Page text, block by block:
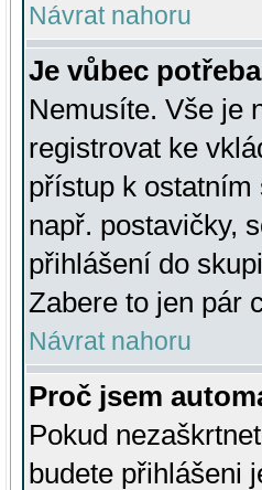
Návrat nahoru
Je vůbec
Nemusíte. Vše je
registrovat ke
přístup k
např. postavičky,
přihlášení do
Zabere to jen pár
Návrat nahoru
Proč jsem
Pokud
budete přihlášeni